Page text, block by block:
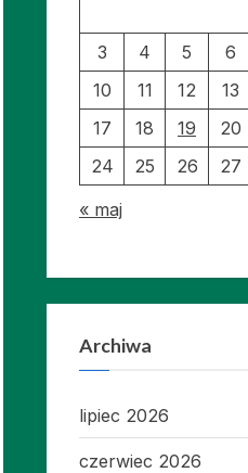
3
4 5 6
10
11 12 13
17
18 19 20
24
25 26 27
« maj
Archiwa
lipiec 2026
czerwiec 2026